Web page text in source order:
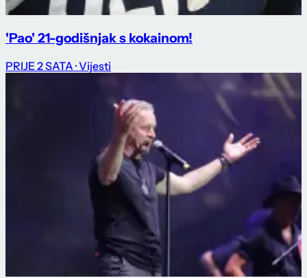
'Pao' 21-godišnjak s kokainom!
PRIJE 2 SATA · Vijesti